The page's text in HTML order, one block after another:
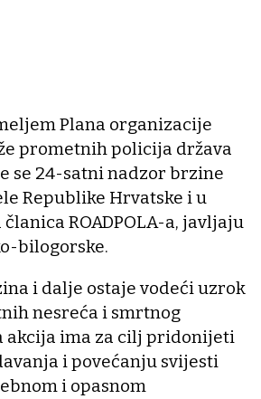
Plana organizacije
prometnih policija država
se 24-satni nadzor brzine
Republike Hrvatske i u
ROADPOLA-a, javljaju
bilogorske.
i dalje ostaje vodeći uzrok
nesreća i smrtnog
akcija ima za cilj pridonijeti
i povećanju svijesti
i opasnom